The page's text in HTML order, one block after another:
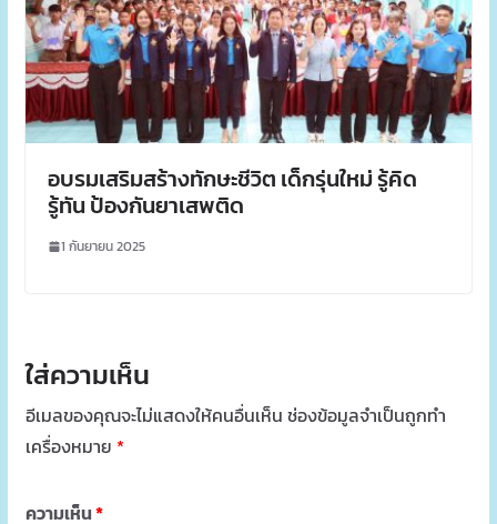
อบรมเสริมสร้างทักษะชีวิต เด็กรุ่นใหม่ รู้คิด
รู้ทัน ป้องกันยาเสพติด
1 กันยายน 2025
ใส่ความเห็น
อีเมลของคุณจะไม่แสดงให้คนอื่นเห็น ช่องข้อมูลจำเป็นถูกทำ
เครื่องหมาย *
ความเห็น*